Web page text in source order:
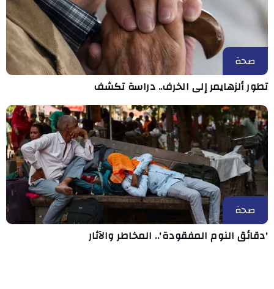
صحة
تطور ألزهايمر إلى الخرف.. دراسة تكشف
صحة
'دقائق النوم المفقودة'.. المخاطر والآثار